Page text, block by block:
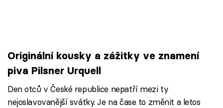
Originální kousky a zážitky ve znamení
piva Pilsner Urquell
Den otců v České republice nepatří mezi ty
nejoslavovanější svátky. Je na čase to změnit a letos